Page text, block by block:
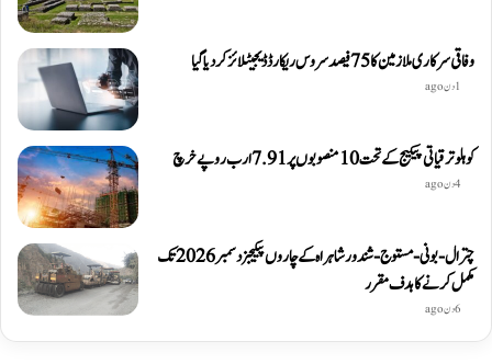
وفاقی سرکاری ملازمین کا 75 فیصد سروس ریکارڈ ڈیجیٹلائز کر دیا گیا
1 دن ago
کوہلو ترقیاتی پیکیج کے تحت 10 منصوبوں پر 7.91 ارب روپے خرچ
4 دن ago
چترال-بونی-مستوج-شندور شاہراہ کے چاروں پیکیجز دسمبر 2026 تک
مکمل کرنے کا ہدف مقرر
6 دن ago